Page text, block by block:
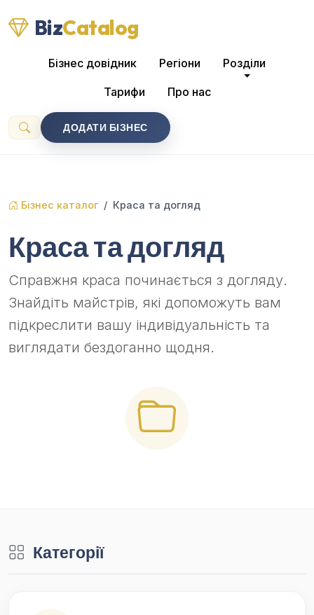
BizCatalog
Бізнес довідник Регіони Розділи
Тарифи Про нас
ДОДАТИ БІЗНЕС
Бізнес каталог Краса та догляд
Краса та догляд
Справжня краса починається з догляду.
Знайдіть майстрів, які допоможуть вам
підкреслити вашу індивідуальність та
виглядати бездоганно щодня.
Категорії